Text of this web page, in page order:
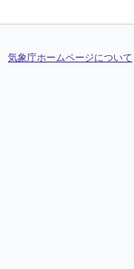
気象庁ホームページについて